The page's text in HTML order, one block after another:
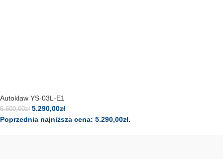
Autoklaw YS-03L-E1
6.600,00zł 5.290,00zł
Poprzednia najniższa cena: 5.290,00zł.